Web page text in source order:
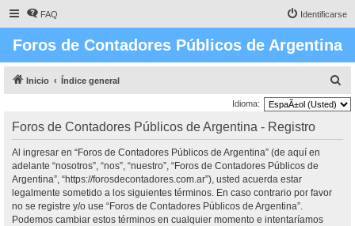
FAQ Identificarse
Foros de Contadores Públicos de Argentina
Inicio Índice general
u
Idioma:
Foros de Contadores Públicos de Argentina - Registro
Al ingresar en “Foros de Contadores Públicos de Argentina” (de aquí en
adelante “nosotros”, “nos”, “nuestro”, “Foros de Contadores Públicos de
Argentina”, “https://forosdecontadores.com.ar”), usted acuerda estar
legalmente sometido a los siguientes términos. En caso contrario por favor
no se registre y/o use “Foros de Contadores Públicos de Argentina”.
Podemos cambiar estos términos en cualquier momento e intentaríamos